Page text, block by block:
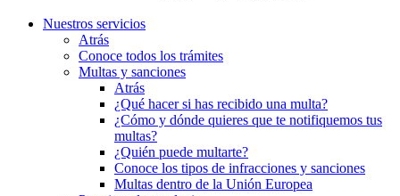
Nuestros servicios
Atrás
Conoce todos los trámites
Multas y sanciones
Atrás
¿Qué hacer si has recibido una multa?
¿Cómo y dónde quieres que te notifiquemos tus
multas?
¿Quién puede multarte?
Conoce los tipos de infracciones y sanciones
Multas dentro de la Unión Europea